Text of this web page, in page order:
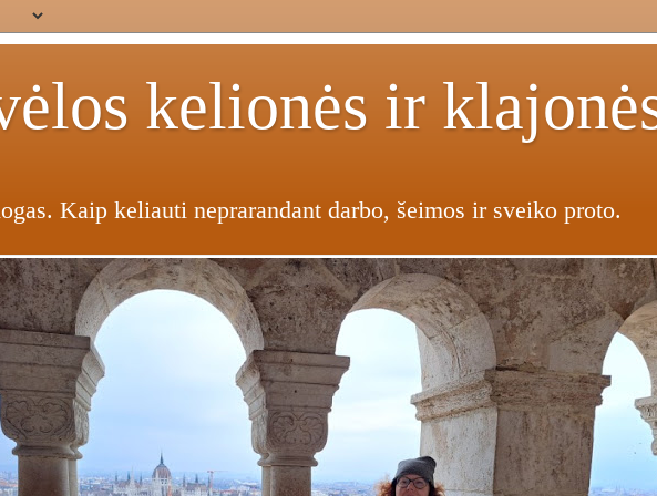
kelionės ir
Kaip keliauti neprarandant darbo, šeimos ir sveiko proto.